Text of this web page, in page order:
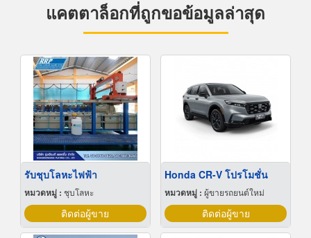
แคตตาล็อกที่ถูกขอข้อมูลล่าสุด
รับชุบโลหะไฟฟ้า
หมวดหมู่ : ชุบโลหะ
ติดต่อผู้ขาย
Honda CR-V โปรโมชั่น
หมวดหมู่ : ผู้ขายรถยนต์ใหม่
ติดต่อผู้ขาย